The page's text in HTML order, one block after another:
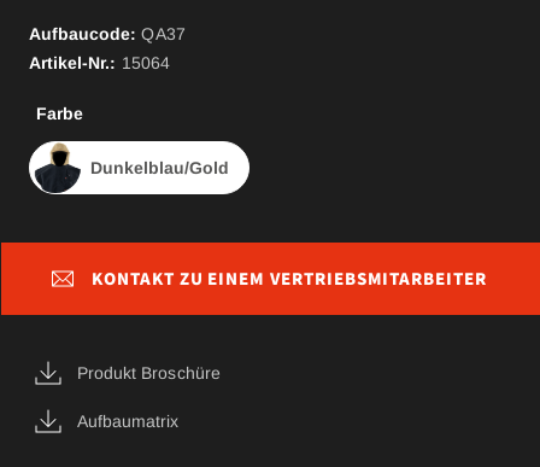
Aufbaucode: QA37
Artikel-Nr.: 15064
Farbe
Dunkelblau/Gold
KONTAKT ZU EINEM VERTRIEBSMITARBEITER
Produkt Broschüre
Aufbaumatrix